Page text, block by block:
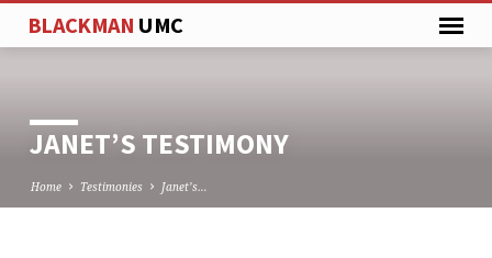
BLACKMAN UMC
JANET’S TESTIMONY
Home Testimonies Janet’s…